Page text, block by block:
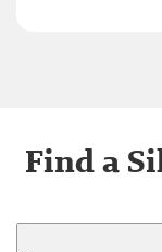
Find a